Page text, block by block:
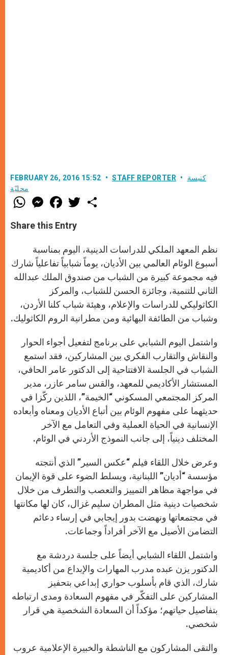
FEBRUARY 26, 2016 15:52 STAFF REPORTER
كنيسة
محليّة
W
h
t
s
M
e
s
e
g
e
r
F
a
e
b
o
k
w
Share this Entry
نظم المعهد الملكي للدراسات الدينية، اليوم بمناسبة
أسبوع الوئام العالمي بين الأديان، يوماً شبابياً تفاعلياً شارك
فيه مجموعة كبيرة من الشباب من صندوق الملك عبدالله
الثاني للتنمية، وجائزة الحسن للشباب، والمركز
الكاثوليكي للدراسات والإعلام، وهيئة شباب كلنا الأردن،
وشباب من الطائفة البهائية ومن مطرانية الروم الكاثوليك.
واشتمل اليوم الشبابي على برنامج لتفعيل أجواء الحوار
والنقاش والتقارب الفكري بين المشاركين، فقد استمع
الشباب في الجلسة الافتتاحية إلى الدكتور عامر الحافي،
المستشار الأكاديمي للمعهد، والقس سامر عازر، مدير
المركز المجتمعي المسكوني “الخيمة”، اللذين ركّزا في
حديثهما على مفهوم الوئام بين أتباع الأديان ومعناه وأبعاده
الإنسانية في الحياة العملية وفي التعامل مع الآخر
المختلف دينياً، إلى جانب النموذج الأردني في الوئام.
وعرض خلال اللقاء فيلم “عكس السير” الذي أنتجته
مؤسسة “أديان” اللبنانية، ويسلط الضوء على قوة الإيمان
في مواجهة مظاهر التمييز والتعصب والتطرف من خلال
شخصيات دينية مثل المطران سليم غزال، كان لها مكانتها
في مجتمعاتها ونهضت بدور إيجابي في إرساء دعائم
التضامن الأصيل مع الآخر أفراداً وجماعات.
واشتمل اللقاء الشبابي أيضاً على جلسة دردشة مع
الدكتور يزن عبده مدرب المهارات والإبداع من أكاديمية
شارك، الذي قام بأسلوب حواري إبداعي بتحفيز
المشاركين على التفكّر في مفهوم السعادة ومدى ارتباطه
بتفاصيل حياتهم؛ مؤكداً أن السعادة الشخصية هي قرار
شخصي.
والتقى المشاركون مع الناشطة والخبيرة الإعلامية عروب